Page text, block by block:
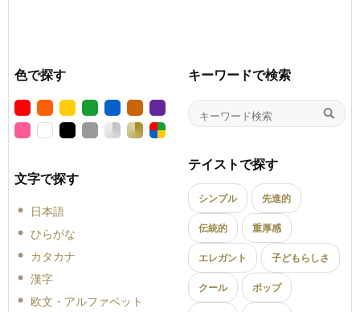
色で探す
文字で探す
日本語
ひらがな
カタカナ
漢字
欧文・アルファベット
キーワードで検索
テイストで探す
シンプル 先進的
伝統的 重厚感
エレガント 子どもらしさ
クール ポップ